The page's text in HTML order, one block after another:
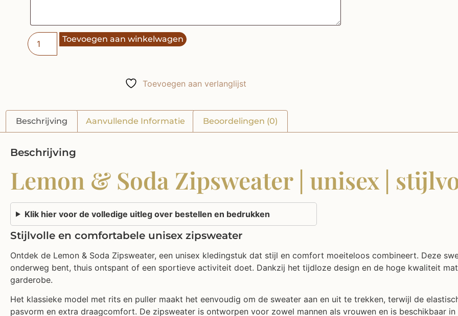
Toevoegen aan winkelwagen
Toevoegen aan verlanglijst
Beschrijving Aanvullende Informatie Beoordelingen (0)
Beschrijving
Lemon & Soda Zipsweater | unisex |
Klik hier voor de volledige uitleg over bestellen en bedrukken
Stijlvolle en comfortabele unisex zipsweater
Ontdek de Lemon & Soda Zipsweater, een unisex kledingstuk dat stijl en comfort moeiteloos combineert. Deze
onderweg bent, thuis ontspant of een sportieve activiteit doet. Dankzij het tijdloze design en de hoge kwaliteit
garderobe.
Het klassieke model met rits en puller maakt het eenvoudig om de sweater aan en uit te trekken, terwijl de
pasvorm en extra draagcomfort. De zipsweater is ontworpen voor zowel mannen als vrouwen en is beschikbaar